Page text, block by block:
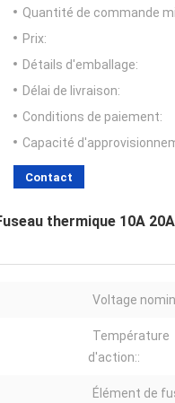
Quantité de commande
Prix:
Détails d'emballage:
Délai de livraison:
Conditions de paiement:
Capacité
Contact
thermique 10A
Voltage
Température
d'action::
Élément de